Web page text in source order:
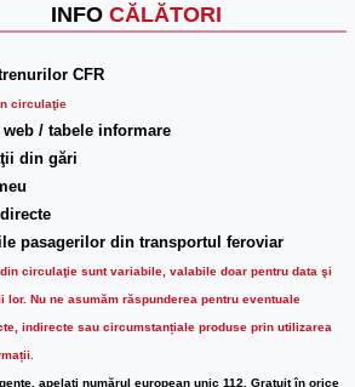
INFO CĂLĂTORI
CFR
circulaţie
/ tabele informare
din gări
pasagerilor din transportul feroviar
circulaţie sunt variabile, valabile doar pentru data şi
lor. Nu ne asumăm răspunderea pentru eventuale
indirecte sau circumstanțiale produse prin utilizarea
apelaţi numărul european unic 112. Gratuit în orice